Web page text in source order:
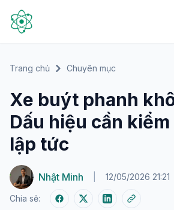
Trang chủ Chuyên mục
Xe buýt phanh
Dấu hiệu cần
lập tức
Nhật Minh 12/05/2026 21:21
Chia sẻ: